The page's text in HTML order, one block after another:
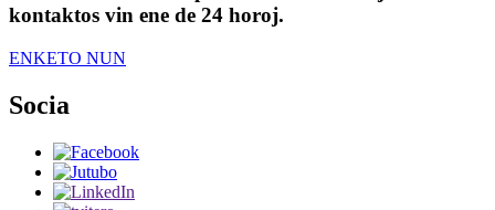
kontaktos vin ene de 24 horoj.
ENKETO NUN
Socia